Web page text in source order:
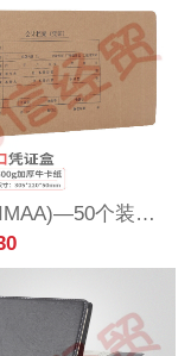
西玛(SIMAA)—50个装—A4横板双封口凭证盒 600g牛卡纸 305*220*50mm --配套A4凭证封面单据 HZ352S—（一箱100个）整箱售（拍两组）